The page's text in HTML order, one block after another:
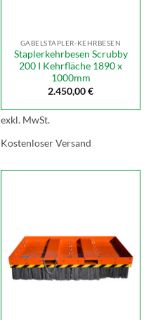
GABELSTAPLER-KEHRBESEN
Staplerkehrbesen Scrubby
200 I Kehrfläche 1890 x
1000mm
2.450,00€
exkl. MwSt.
Kostenloser Versand